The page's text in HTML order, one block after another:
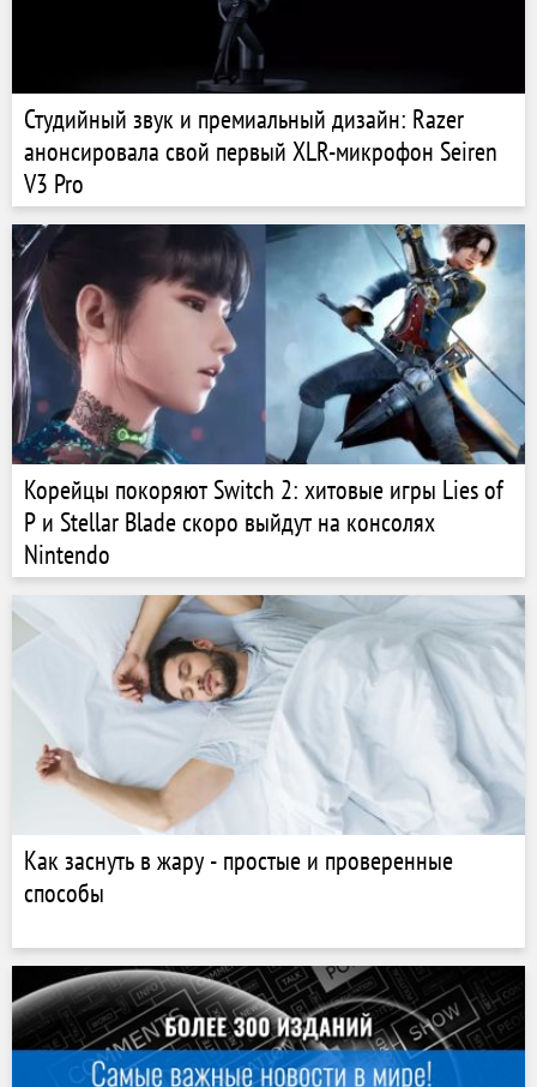
Студийный звук и премиальный дизайн: Razer
анонсировала свой первый XLR-микрофон Seiren
V3 Pro
Корейцы покоряют Switch 2: хитовые игры Lies of
P и Stellar Blade скоро выйдут на консолях
Nintendo
Как заснуть в жару - простые и проверенные
способы